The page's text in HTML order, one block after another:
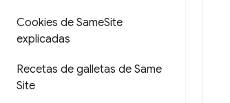
Cookies de SameSite
explicadas
Recetas de galletas de Same
Site